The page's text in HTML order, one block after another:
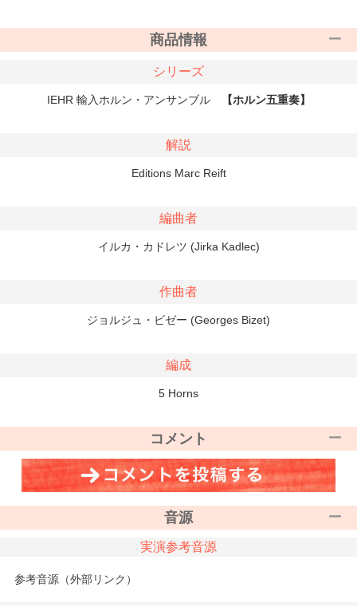
商品情報
シリーズ
IEHR 輸入ホルン・アンサンブル 【ホルン五重奏】
解説
Editions Marc Reift
編曲者
イルカ・カドレツ (Jirka Kadlec)
作曲者
ジョルジュ・ビゼー (Georges Bizet)
編成
5 Horns
コメント
音源
実演参考音源
参考音源（外部リンク）